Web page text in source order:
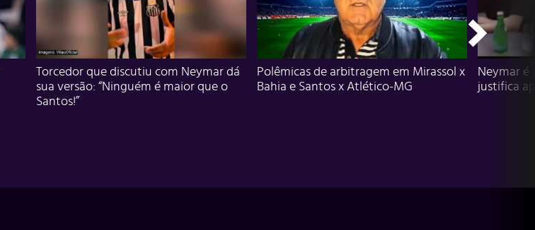
Torcedor que discutiu com Neymar dá
sua versão: “Ninguém é maior que o
Santos!”
Polêmicas de arbitragem em Mirassol x
Bahia e Santos x Atlético-MG
Neymar é
justifica